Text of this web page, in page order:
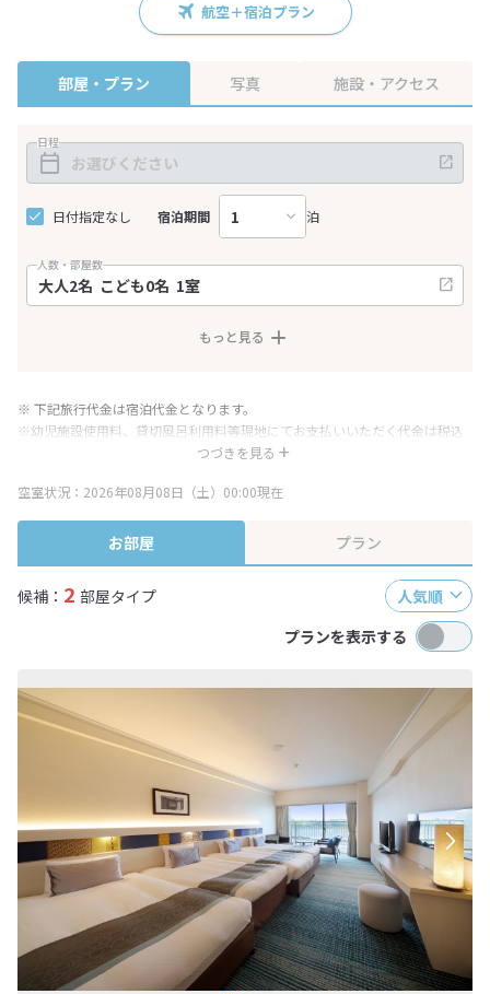
航空＋宿泊プラン
部屋・プラン 写真 施設・アクセス
日程
日付指定なし 宿泊期間 泊
人数・部屋数
もっと見る
つづきを見る
※ 下記旅行代金は宿泊代金となります。
※幼児施設使用料、貸切風呂利用料等現地にてお支払いいただく代金は税込
み表記となりますが、消費税増税に伴い代金が一部変更となる場合がござい
※表示されている旅行代金・プラン内容は一定時間ごとに更新されます。最
終確認画面でご確認ください。
空室状況：2026年08月08日（土）00:00現在
お部屋 プラン
候補： 2 部屋タイプ
人気順
プランを表示する